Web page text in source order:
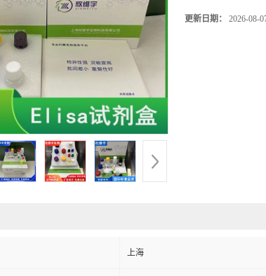
更新日期： 2026-08-
上海